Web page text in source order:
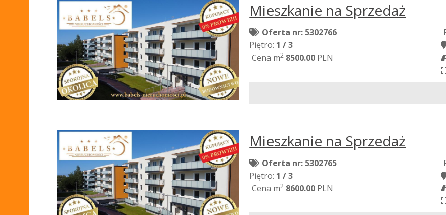
Mieszkanie na Sprzedaż
Oferta nr: 5302766
Piętro: 1 / 3
Cena m2 8500.00 PLN
Mieszkanie na Sprzedaż
Oferta nr: 5302765
Piętro: 1 / 3
Cena m2 8600.00 PLN